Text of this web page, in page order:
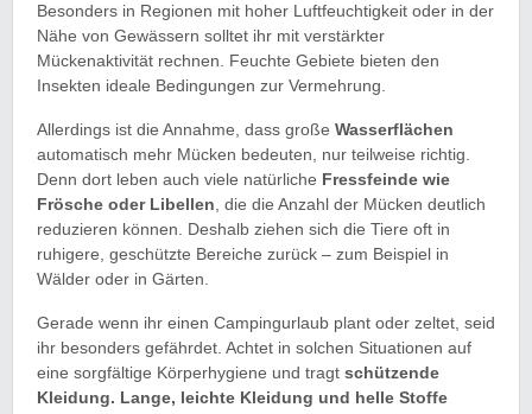
Besonders in Regionen mit hoher Luftfeuchtigkeit oder in der
Nähe von Gewässern solltet ihr mit verstärkter
Mückenaktivität rechnen. Feuchte Gebiete bieten den
Insekten ideale Bedingungen zur Vermehrung.
Allerdings ist die Annahme, dass große Wasserflächen
automatisch mehr Mücken bedeuten, nur teilweise richtig.
Denn dort leben auch viele natürliche Fressfeinde wie
Frösche oder Libellen , die die Anzahl der Mücken deutlich
reduzieren können. Deshalb ziehen sich die Tiere oft in
ruhigere, geschützte Bereiche zurück – zum Beispiel in
Wälder oder in Gärten.
Gerade wenn ihr einen Campingurlaub plant oder zeltet, seid
ihr besonders gefährdet. Achtet in solchen Situationen auf
eine sorgfältige Körperhygiene und tragt schützende
Kleidung. Lange, leichte Kleidung und helle Stoffe